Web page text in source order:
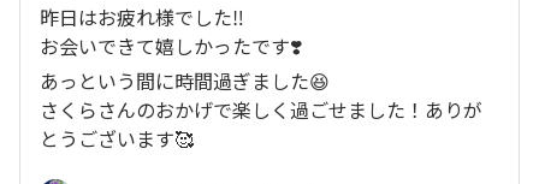
昨日はお疲れ様でした‼️
お会いできて嬉しかったです❣️
あっという間に時間過ぎました😆
さくらさんのおかげで楽しく過ごせました！ありが
とうございます🥰